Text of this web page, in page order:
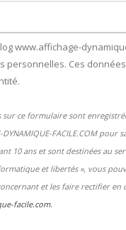
www.affichage-
personnelles. Ces
ce formulaire sont
FACILE.COM pour
10 ans et sont destinées au
et libertés », vous
et les faire rectifier en
facile.com.